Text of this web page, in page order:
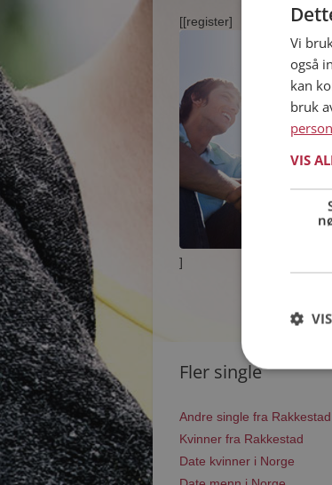
[[register]
]
Fler single
Andre single fra Rakkestad
Kvinner fra Rakkestad
Date kvinner i Norge
Vi
også
kan
bruk
VIS